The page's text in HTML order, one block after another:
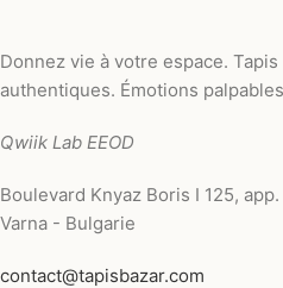
Donnez vie à votre espace. Tapis
authentiques. Émotions
Qwiik Lab EEOD
Boulevard Knyaz Boris I 125,
Varna - Bulgarie
contact@tapisbazar.com